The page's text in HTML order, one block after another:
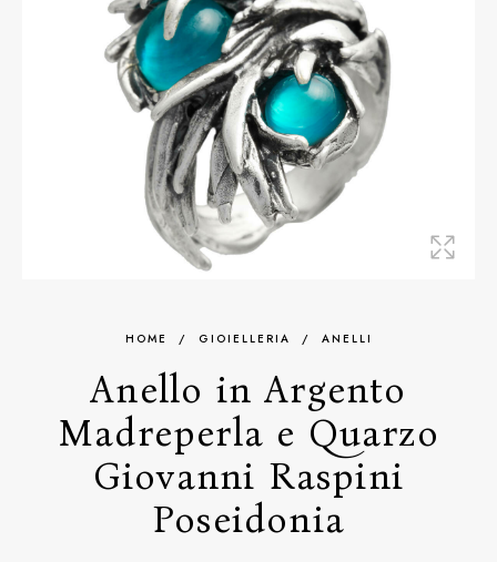
HOME / GIOIELLERIA / ANELLI
Anello in Argento
Madreperla e Quarzo
Giovanni Raspini
Poseidonia